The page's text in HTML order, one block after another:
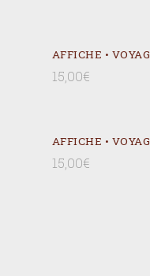
AFFICHE •
15,00€
AFFICHE •
15,00€